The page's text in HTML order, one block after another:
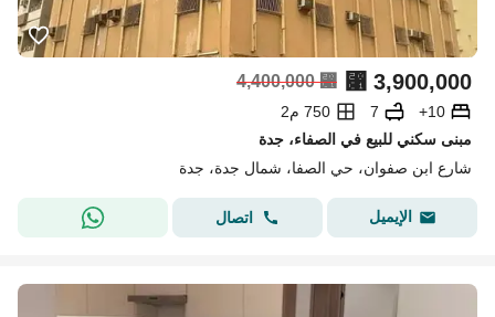
⃁ 3,900,000
⃁
4,400,000
10+
7
750 م2
مبنى سكني للبيع في الصفاء، جدة
شارع ابن صفوان، حي الصفا، شمال جدة، جدة
الإيميل اتصال